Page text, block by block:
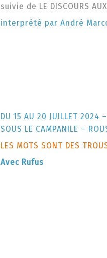
suivie de LE DISCOURS
interprété par André
DU 15 AU 20 JUILLET 2024
SOUS LE CAMPANILE –
LES MOTS SONT DES
Avec Rufus